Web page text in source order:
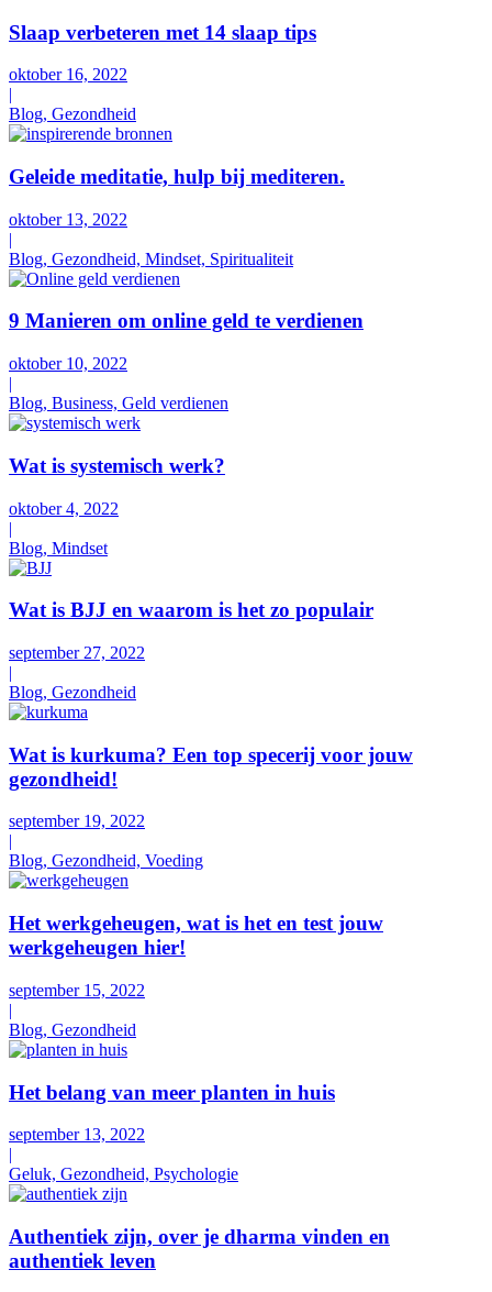
Slaap verbeteren met 14 slaap tips
oktober 16, 2022
|
Blog, Gezondheid
Geleide meditatie, hulp bij mediteren.
oktober 13, 2022
|
Blog, Gezondheid, Mindset, Spiritualiteit
9 Manieren om online geld te verdienen
oktober 10, 2022
|
Blog, Business, Geld verdienen
Wat is systemisch werk?
oktober 4, 2022
|
Blog, Mindset
Wat is BJJ en waarom is het zo populair
september 27, 2022
|
Blog, Gezondheid
Wat is kurkuma? Een top specerij voor jouw
gezondheid!
september 19, 2022
|
Blog, Gezondheid, Voeding
Het werkgeheugen, wat is het en test jouw
werkgeheugen hier!
september 15, 2022
|
Blog, Gezondheid
Het belang van meer planten in huis
september 13, 2022
|
Geluk, Gezondheid, Psychologie
Authentiek zijn, over je dharma vinden en
authentiek leven